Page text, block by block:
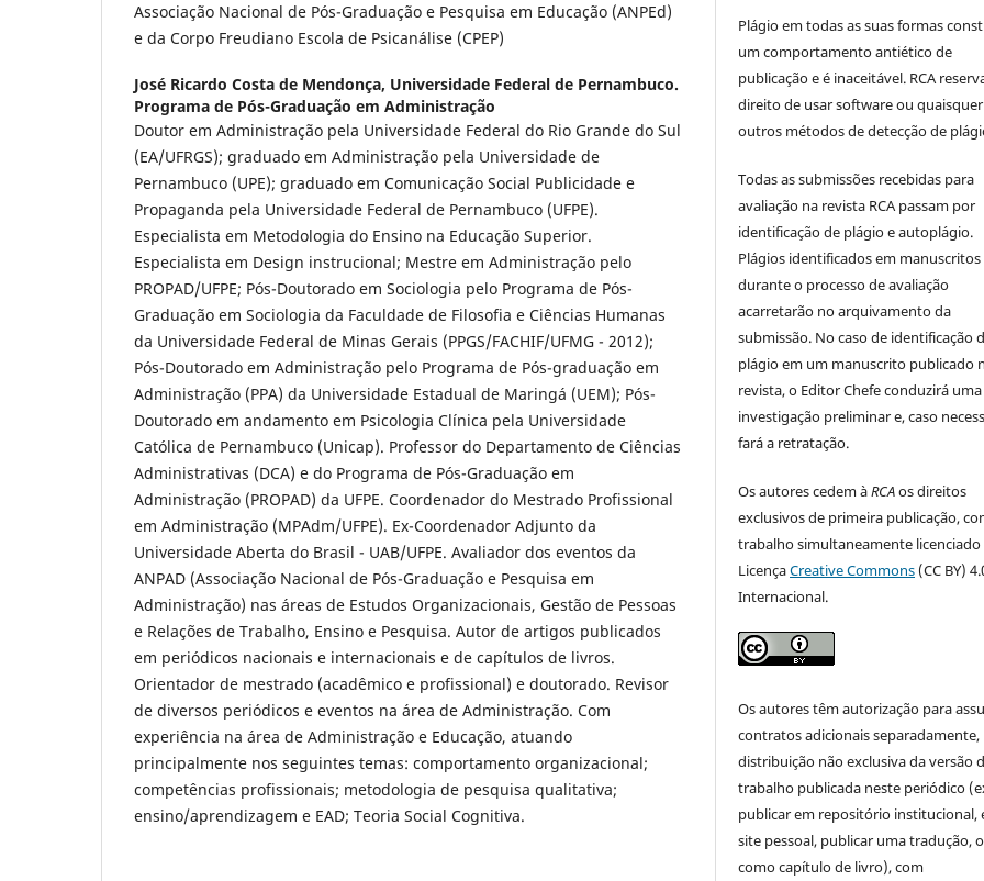
Associação Nacional de Pós-Graduação e Pesquisa em Educação (ANPEd)
e da Corpo Freudiano Escola de Psicanálise (CPEP)
José Ricardo Costa de Mendonça, Universidade Federal de Pernambuco.
Programa de Pós-Graduação em Administração
Doutor em Administração pela Universidade Federal do Rio Grande do Sul
(EA/UFRGS); graduado em Administração pela Universidade de
Pernambuco (UPE); graduado em Comunicação Social Publicidade e
Propaganda pela Universidade Federal de Pernambuco (UFPE).
Especialista em Metodologia do Ensino na Educação Superior.
Especialista em Design instrucional; Mestre em Administração pelo
PROPAD/UFPE; Pós-Doutorado em Sociologia pelo Programa de Pós-
Graduação em Sociologia da Faculdade de Filosofia e Ciências Humanas
da Universidade Federal de Minas Gerais (PPGS/FACHIF/UFMG - 2012);
Pós-Doutorado em Administração pelo Programa de Pós-graduação em
Administração (PPA) da Universidade Estadual de Maringá (UEM); Pós-
Doutorado em andamento em Psicologia Clínica pela Universidade
Católica de Pernambuco (Unicap). Professor do Departamento de Ciências
Administrativas (DCA) e do Programa de Pós-Graduação em
Administração (PROPAD) da UFPE. Coordenador do Mestrado Profissional
em Administração (MPAdm/UFPE). Ex-Coordenador Adjunto da
Universidade Aberta do Brasil - UAB/UFPE. Avaliador dos eventos da
ANPAD (Associação Nacional de Pós-Graduação e Pesquisa em
Administração) nas áreas de Estudos Organizacionais, Gestão de Pessoas
e Relações de Trabalho, Ensino e Pesquisa. Autor de artigos publicados
em periódicos nacionais e internacionais e de capítulos de livros.
Orientador de mestrado (acadêmico e profissional) e doutorado. Revisor
de diversos periódicos e eventos na área de Administração. Com
experiência na área de Administração e Educação, atuando
principalmente nos seguintes temas: comportamento organizacional;
competências profissionais; metodologia de pesquisa qualitativa;
ensino/aprendizagem e EAD; Teoria Social Cognitiva.
Plágio em todas as suas formas
um comportamento antiético de
publicação e é inaceitável. RCA
direito de usar software ou quaisquer
outros métodos de detecção de
Todas as submissões recebidas para
avaliação na revista RCA passam por
identificação de plágio e autoplágio.
Plágios identificados em manuscritos
durante o processo de avaliação
acarretarão no arquivamento da
submissão. No caso de identificação
plágio em um manuscrito publicado
revista, o Editor Chefe conduzirá uma
investigação preliminar e, caso
fará a retratação.
Os autores cedem àRCAos direitos
exclusivos de primeira publicação,
trabalho simultaneamente licenciado
LicençaCreative Commons (CC BY)
Internacional.
Os autores têm autorização para
contratos adicionais separadamente,
distribuição não exclusiva da versão
trabalho publicada neste periódico
publicar em repositório institucional,
site pessoal, publicar uma tradução,
como capítulo de livro), com